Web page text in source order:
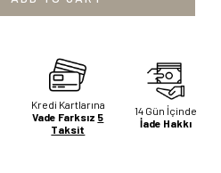
Kredi Kartlarına
Vade Farksız 5
Taksit
14 Gün İçinde
İade Hakkı